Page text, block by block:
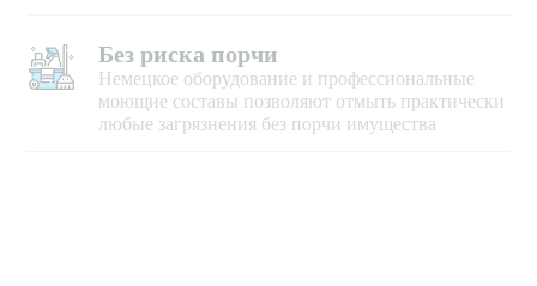
Без риска порчи
Немецкое оборудование и профессиональные
моющие составы позволяют отмыть практически
любые загрязнения без порчи имущества